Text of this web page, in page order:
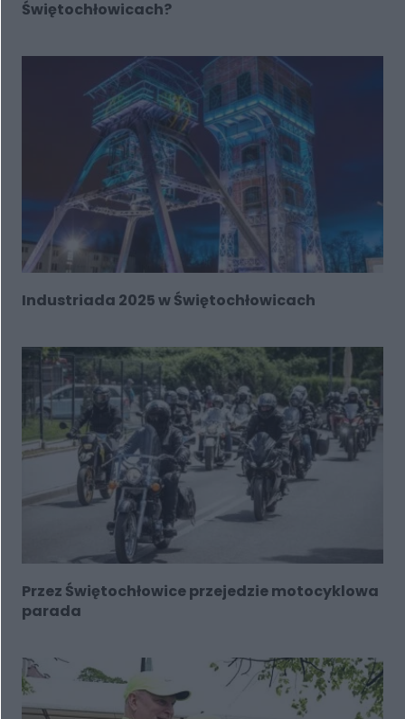
Świętochłowicach?
Industriada 2025 w Świętochłowicach
Przez Świętochłowice przejedzie motocyklowa
parada